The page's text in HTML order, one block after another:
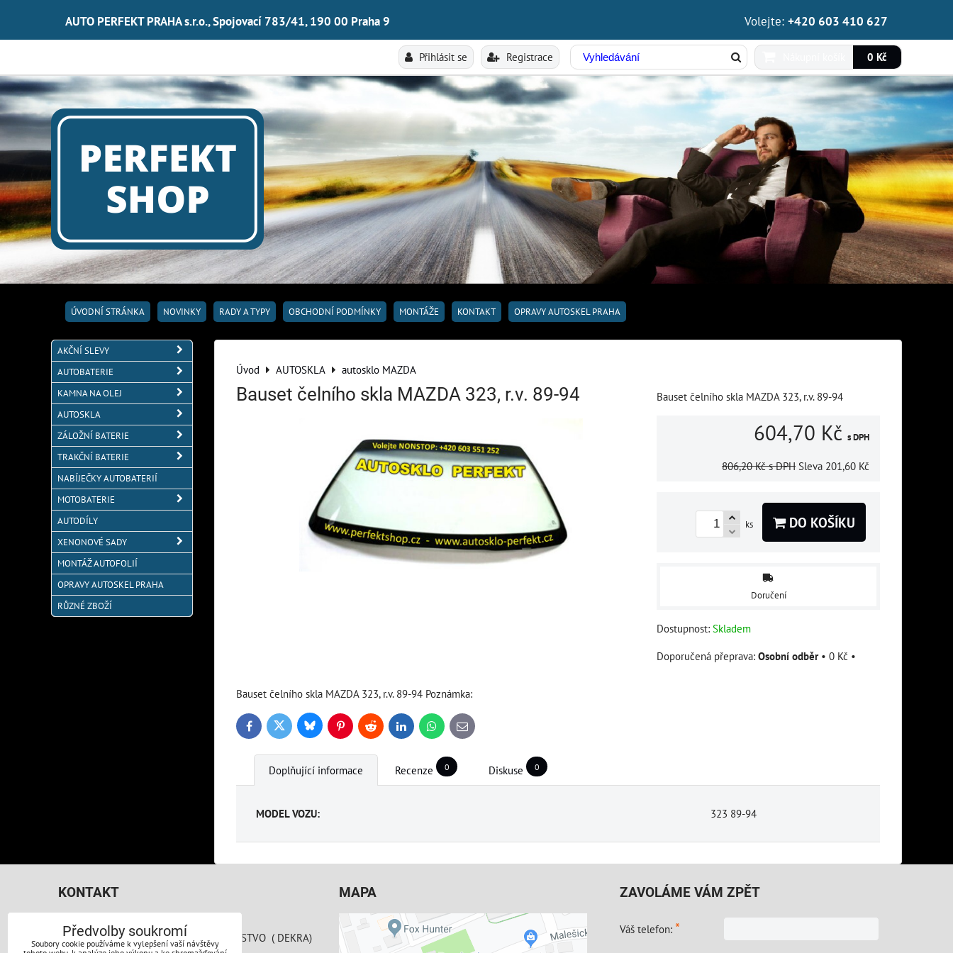
AUTO PERFEKT PRAHA s.r.o., Spojovací 783/41, 190 00 Praha 9 Volejte: +420 603 410 627
Přihlásit se Registrace 0 Kč
ÚVODNÍ STRÁNKA NOVINKY RADY A TYPY OBCHODNÍ PODMÍNKY MONTÁŽE KONTAKT OPRAVY AUTOSKEL PRAHA
Úvod AUTOSKLA autosklo MAZDA
Bauset čelního skla MAZDA 323, r.v. 89-94 Bauset čelního skla MAZDA 323, r.v. 89-94
604,70 Kč s DPH
806,20 Kč s DPH Sleva 201,60 Kč
ks DO KOŠÍKU
Doručení
Dostupnost: Skladem
Osobní odběr • 0 Kč •
Bauset čelního skla MAZDA 323, r.v. 89-94 Poznámka:
FacebookTwitter BlueskyPinterestReddit LinkedInWhatsApp
E-
mail
Doplňující informace Recenze 0 Diskuse 0
MODEL VOZU: 323 89-94
AKČNÍ SLEVY
AUTOBATERIE
KAMNA NA OLEJ
AUTOSKLA
ZÁLOŽNÍ BATERIE
TRAKČNÍ BATERIE
NABÍJEČKY AUTOBATERIÍ
MOTOBATERIE
AUTODÍLY
XENONOVÉ SADY
MONTÁŽ AUTOFOLIÍ
OPRAVY AUTOSKEL PRAHA
RŮZNÉ ZBOŽÍ
KONTAKT
AUTO PERFEKT PRAHA s.r.o.
SPOJOVACÍ 783/41 AREÁL AUTODRUŽSTVO ( DEKRA)
MAPA ZAVOLÁME VÁM ZPĚT
Váš telefon: *
Předvolby soukromí
Soubory cookie používáme k vylepšení vaší návštěvy